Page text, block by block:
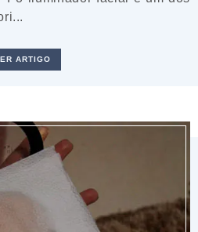
ARTIGO